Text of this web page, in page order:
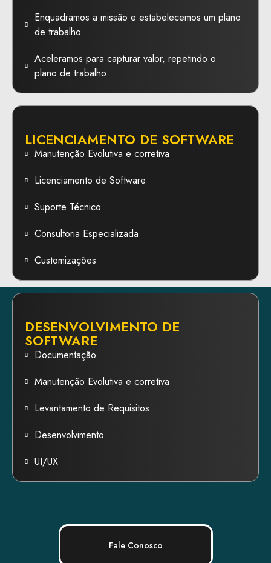
Enquadramos a missão e estabelecemos um plano
de trabalho
Aceleramos para capturar valor, repetindo o
plano de trabalho
LICENCIAMENTO DE SOFTWARE
Manutenção Evolutiva e corretiva
Licenciamento de Software
Suporte Técnico
Consultoria Especializada
Customizações
DESENVOLVIMENTO DE
SOFTWARE
Documentação
Manutenção Evolutiva e corretiva
Levantamento de Requisitos
Desenvolvimento
UI/UX
Fale Conosco